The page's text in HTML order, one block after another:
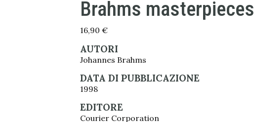
Brahms masterpieces
16,90 €
AUTORI
Johannes Brahms
DATA DI PUBBLICAZIONE
1998
EDITORE
Courier Corporation